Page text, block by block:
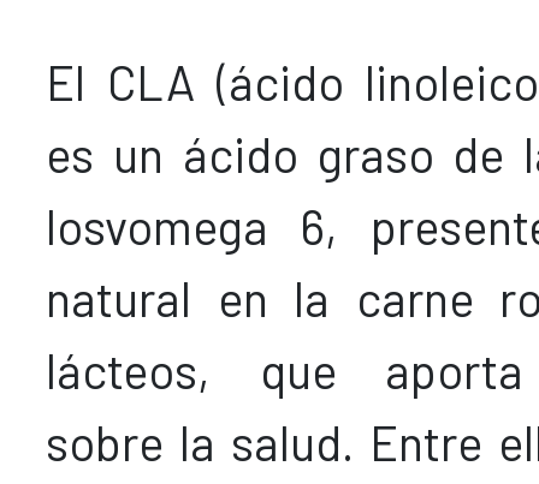
El CLA (ácido
es un ácido graso de
losvomega 6,
natural en la carne
lácteos, que
sobre la salud. Entre
sesión